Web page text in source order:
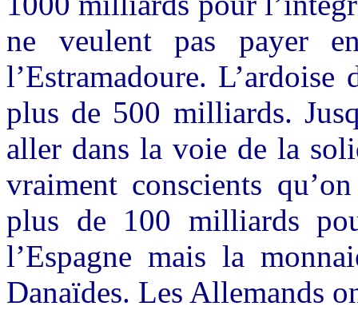
ne veulent pas payer
l’Estramadoure.
plus de 500 milliards.
aller dans la voie de la
vraiment conscients
plus de 100 milliards
l’Espagne mais la
Danaïdes. Les Allemands